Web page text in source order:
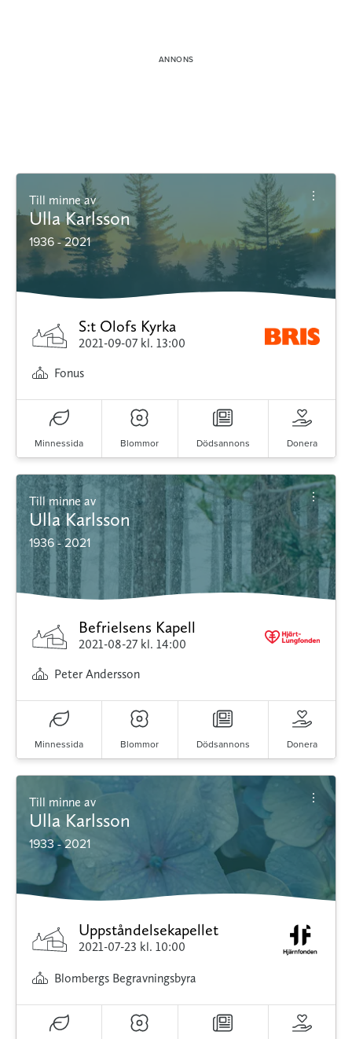
Till minne av
Ulla Karlsson
1936 - 2021
S:t Olofs Kyrka
2021-09-07 kl. 13:00
Fonus
Minnessida Blommor Dödsannons Donera
Till minne av
Ulla Karlsson
1936 - 2021
Befrielsens Kapell
2021-08-27 kl. 14:00
Peter Andersson
Minnessida Blommor Dödsannons Donera
Till minne av
Ulla Karlsson
1933 - 2021
Uppståndelsekapellet
2021-07-23 kl. 10:00
Blombergs Begravningsbyra